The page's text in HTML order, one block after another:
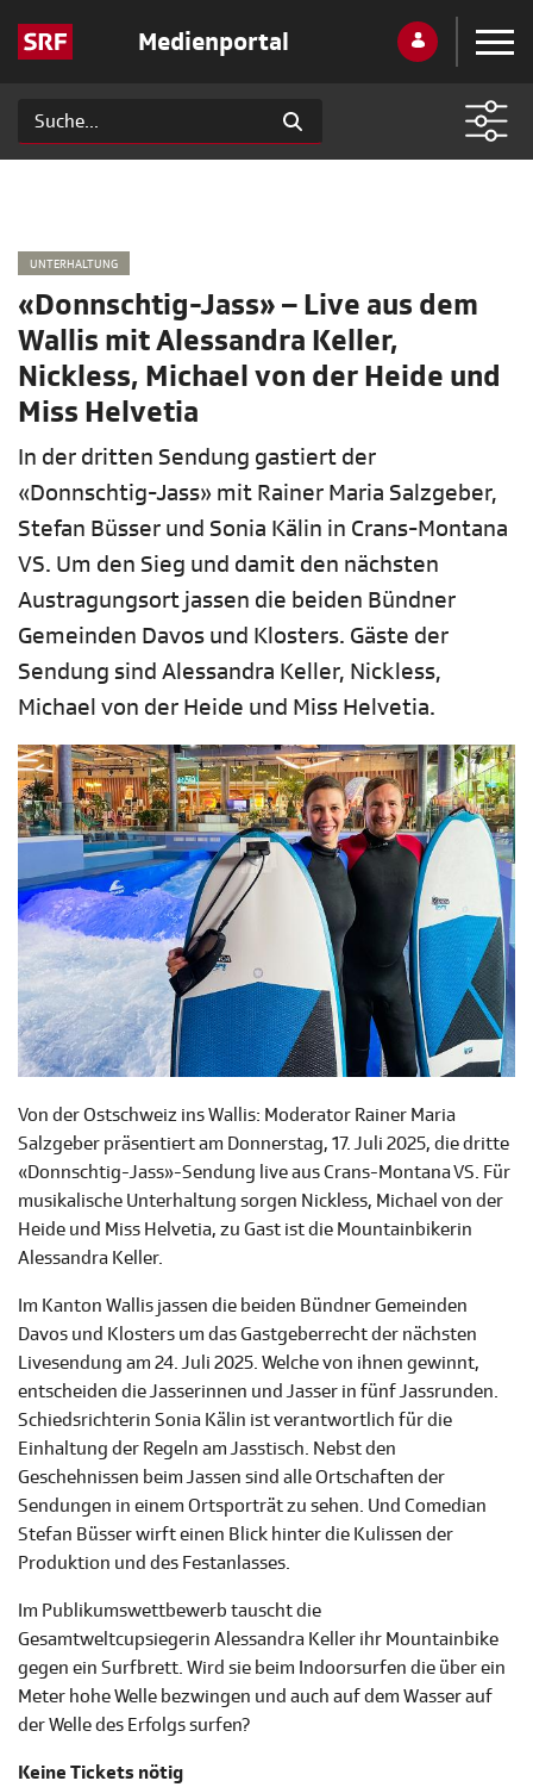
Medienportal
UNTERHALTUNG
«Donnschtig-Jass» – Live aus dem
Wallis mit Alessandra Keller,
Nickless, Michael von der Heide und
Miss Helvetia
In der dritten Sendung gastiert der
«Donnschtig-Jass» mit Rainer Maria Salzgeber,
Stefan Büsser und Sonia Kälin in Crans-Montana
VS. Um den Sieg und damit den nächsten
Austragungsort jassen die beiden Bündner
Gemeinden Davos und Klosters. Gäste der
Sendung sind Alessandra Keller, Nickless,
Michael von der Heide und Miss Helvetia.
Von der Ostschweiz ins Wallis: Moderator Rainer Maria
Salzgeber präsentiert am Donnerstag, 17. Juli 2025, die dritte
«Donnschtig-Jass»-Sendung live aus Crans-Montana VS. Für
musikalische Unterhaltung sorgen Nickless, Michael von der
Heide und Miss Helvetia, zu Gast ist die Mountainbikerin
Alessandra Keller.
Im Kanton Wallis jassen die beiden Bündner Gemeinden
Davos und Klosters um das Gastgeberrecht der nächsten
Livesendung am 24. Juli 2025. Welche von ihnen gewinnt,
entscheiden die Jasserinnen und Jasser in fünf Jassrunden.
Schiedsrichterin Sonia Kälin ist verantwortlich für die
Einhaltung der Regeln am Jasstisch. Nebst den
Geschehnissen beim Jassen sind alle Ortschaften der
Sendungen in einem Ortsporträt zu sehen. Und Comedian
Stefan Büsser wirft einen Blick hinter die Kulissen der
Produktion und des Festanlasses.
Im Publikumswettbewerb tauscht die
Gesamtweltcupsiegerin Alessandra Keller ihr Mountainbike
gegen ein Surfbrett. Wird sie beim Indoorsurfen die über ein
Meter hohe Welle bezwingen und auch auf dem Wasser auf
der Welle des Erfolgs surfen?
Keine Tickets nötig